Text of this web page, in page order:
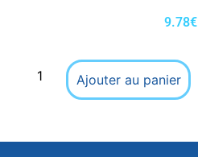
9.78€
Ajouter au panier